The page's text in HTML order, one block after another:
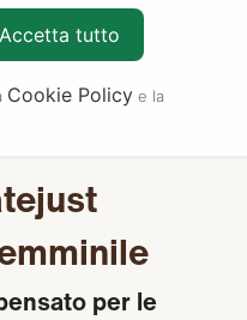
per le
Accetta tutto
Cookie Policy e la